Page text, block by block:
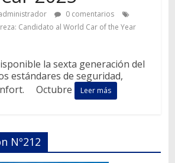
0 comentarios
Candidato al World Car of the Year
la sexta generación del
estándares de seguridad,
Octubre
Leer más
Nº212